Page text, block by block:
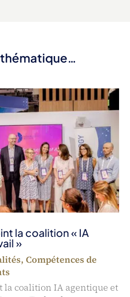
thématique…
la coalition « IA
»
,Compétences de
coalition IA agentique et